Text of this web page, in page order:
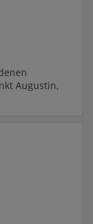
Augustin,